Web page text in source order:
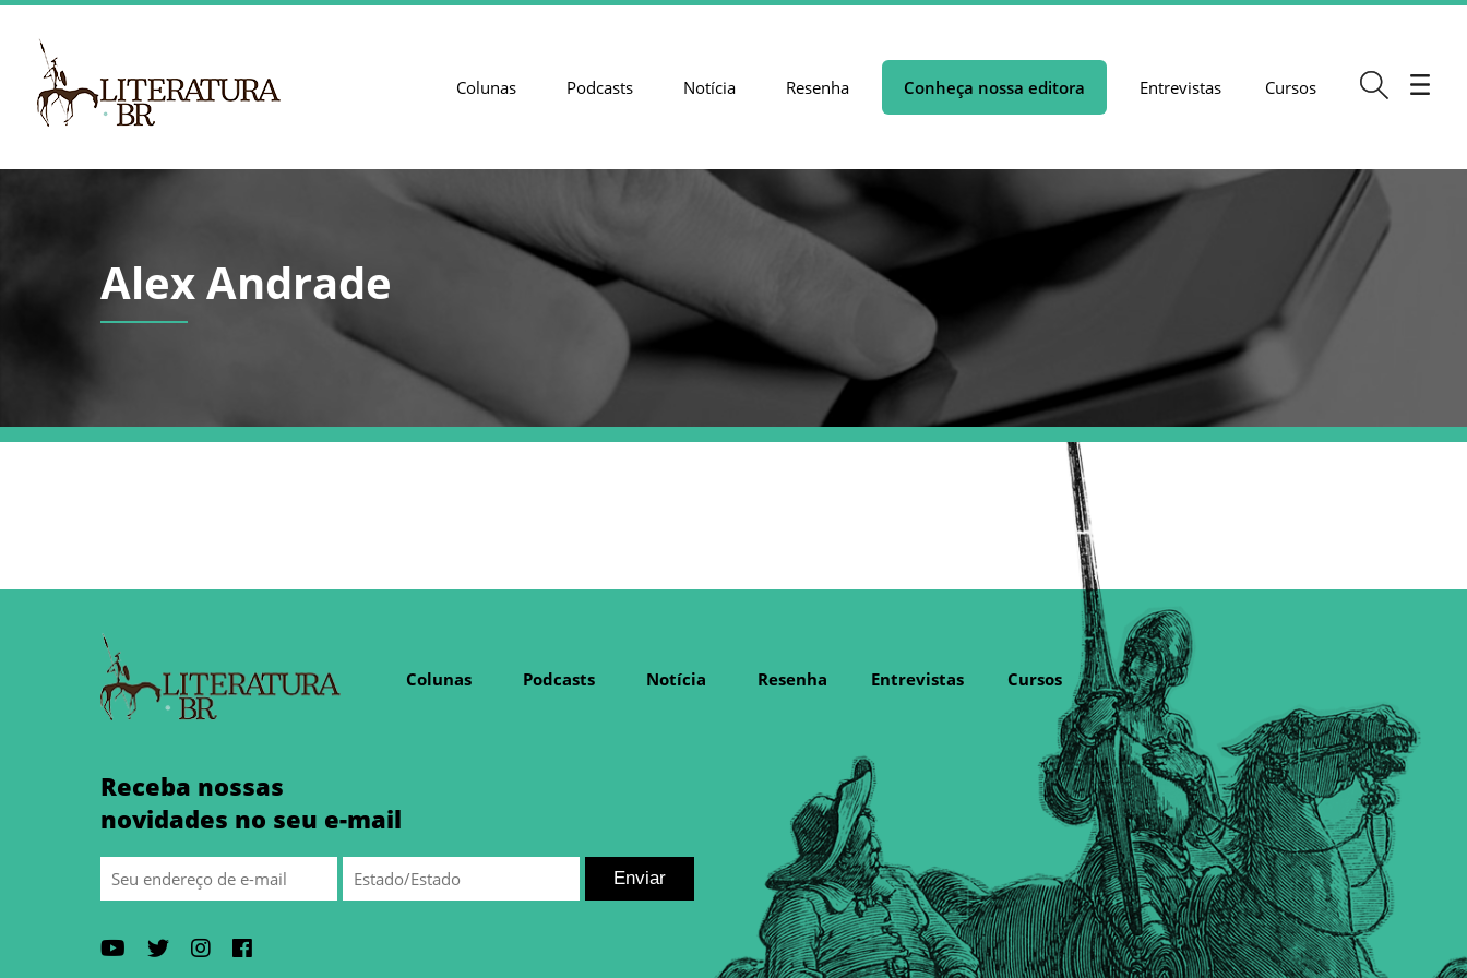
Colunas Podcasts Notícia Resenha Conheça nossa editora Entrevistas Cursos
Alex Andrade
Colunas Podcasts Notícia Resenha Entrevistas Cursos
Receba nossas
novidades no seu e-mail
Enviar